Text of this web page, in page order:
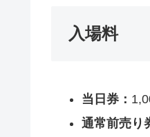
入場料
当日券：
通常前売り